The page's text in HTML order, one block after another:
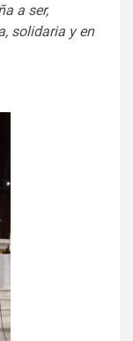
a ser,
solidaria y en